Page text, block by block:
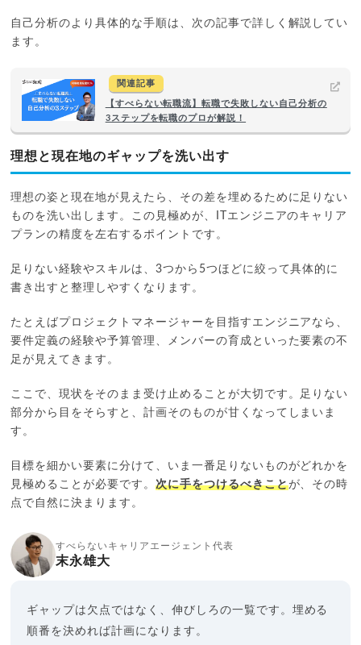
自己分析のより具体的な手順は、次の記事で詳しく解説してい
ます。
関連記事
【すべらない転職流】転職で失敗しない自己分析の
3ステップを転職のプロが解説！
理想と現在地のギャップを洗い出す
理想の姿と現在地が見えたら、その差を埋めるために足りない
ものを洗い出します。この見極めが、ITエンジニアのキャリア
プランの精度を左右するポイントです。
足りない経験やスキルは、3つから5つほどに絞って具体的に
書き出すと整理しやすくなります。
たとえばプロジェクトマネージャーを目指すエンジニアなら、
要件定義の経験や予算管理、メンバーの育成といった要素の不
足が見えてきます。
ここで、現状をそのまま受け止めることが大切です。足りない
部分から目をそらすと、計画そのものが甘くなってしまいま
す。
目標を細かい要素に分けて、いま一番足りないものがどれかを
見極めることが必要です。 次に手をつけるべきことが、その時
点で自然に決まります。
すべらないキャリアエージェント代表
末永雄大
ギャップは欠点ではなく、伸びしろの一覧です。埋める
順番を決めれば計画になります。